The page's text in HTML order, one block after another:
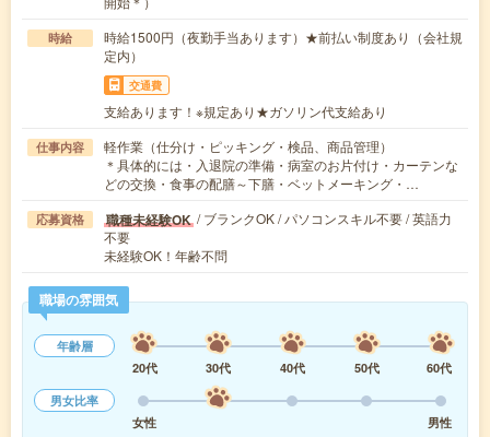
時給
時給1500円（夜勤手当あります）★前払い制度あり（会社規
定内）
交通費
支給あります！※規定あり★ガソリン代支給あり
仕事内容
軽作業（仕分け・ピッキング・検品、商品管理）
＊具体的には・入退院の準備・病室のお片付け・カーテンな
どの交換・食事の配膳～下膳・ベットメーキング・…
応募資格 職種未経験OK / ブランクOK / パソコンスキル不要 / 英語力
不要
未経験OK！年齢不問
職場の雰囲気
年齢層
20代
30代 40代 50代
60代
男女比率
女性
男性